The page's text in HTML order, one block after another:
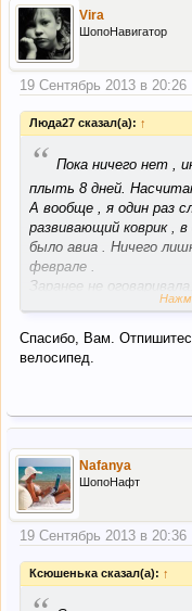
Vira
ШопоНавигатор
19 Сентябрь 2013 в 20:26
Люда27 сказал(а): ↑
“ Пока ничего нет ,
плыть 8 дней.
А вообще , я один раз
развивающий коврик ,
было авиа . Ничего
феврале .
Заранее не
Спасибо, Вам.
велосипед.
Nafanya
ШопоНафт
19 Сентябрь 2013 в 20:36
Ксюшенька сказал(а): ↑